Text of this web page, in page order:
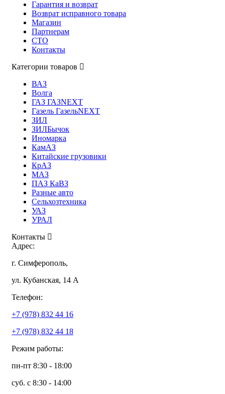
Гарантия и возврат
Возврат исправного товара
Магазин
Партнерам
СТО
Контакты
Категории товаров
ВАЗ
Волга
ГАЗ ГАЗNEXT
Газель ГазельNEXT
ЗИЛ
ЗИЛБычок
Иномарка
КамАЗ
Китайские грузовики
КрАЗ
МАЗ
ПАЗ КаВЗ
Разные авто
Сельхозтехника
УАЗ
УРАЛ
Контакты
Адрес:
г. Симферополь,
ул. Кубанская, 14 А
Телефон:
+7 (978) 832 44 16
+7 (978) 832 44 18
Режим работы:
пн-пт 8:30 - 18:00
суб. с 8:30 - 14:00